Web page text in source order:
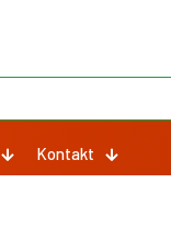
Kontakt